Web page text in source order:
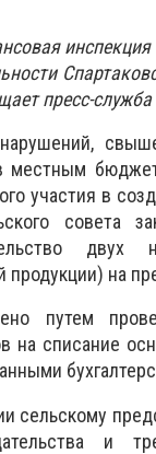
пресс-
местным
участия в
совета
двух
продукции) на
путем
на списание
сельскому
и